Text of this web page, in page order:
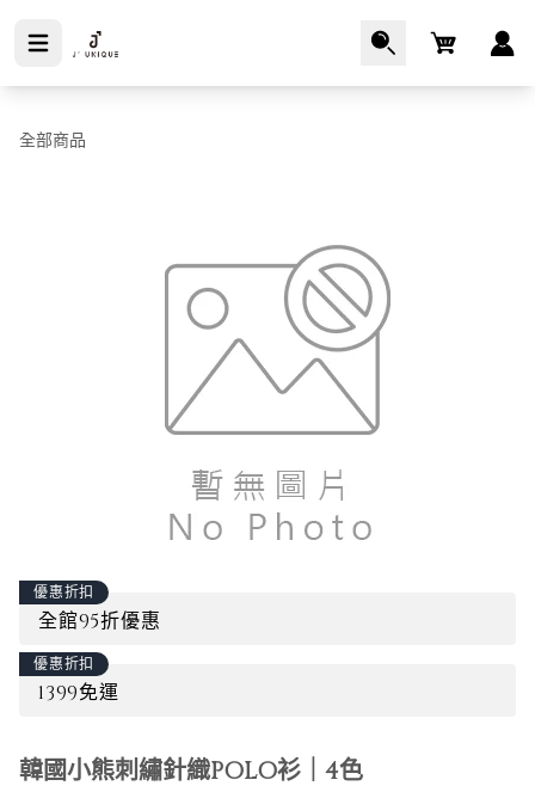
Cart
全部商品
優惠折扣
全館95折優惠
優惠折扣
1399免運
韓國小熊刺繡針織POLO衫｜4色